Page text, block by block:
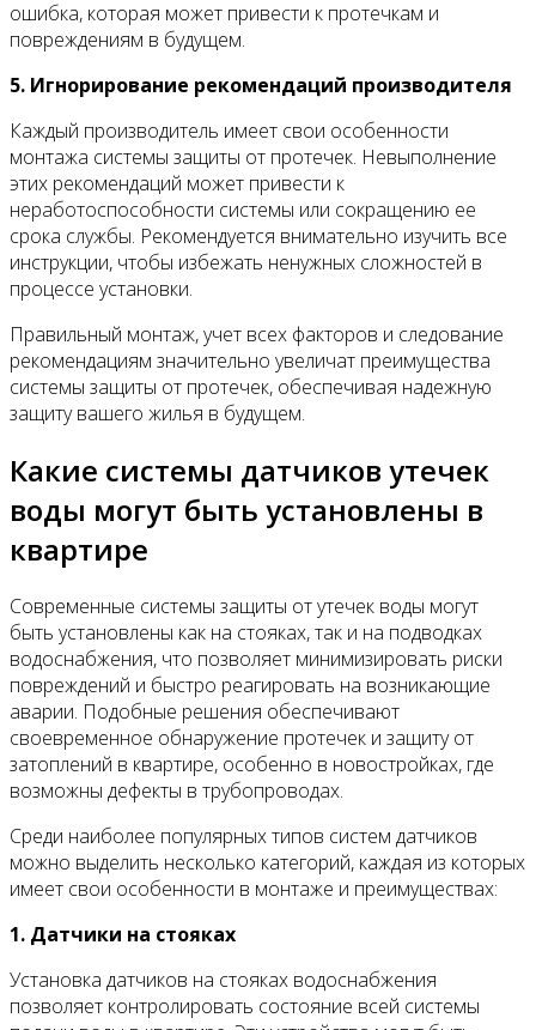
ошибка, которая может привести к протечкам и
повреждениям в будущем.
5. Игнорирование рекомендаций производителя
Каждый производитель имеет свои особенности
монтажа системы защиты от протечек. Невыполнение
этих рекомендаций может привести к
неработоспособности системы или сокращению ее
срока службы. Рекомендуется внимательно изучить все
инструкции, чтобы избежать ненужных сложностей в
процессе установки.
Правильный монтаж, учет всех факторов и следование
рекомендациям значительно увеличат преимущества
системы защиты от протечек, обеспечивая надежную
защиту вашего жилья в будущем.
Какие системы датчиков утечек
воды могут быть установлены в
квартире
Современные системы защиты от утечек воды могут
быть установлены как на стояках, так и на подводках
водоснабжения, что позволяет минимизировать риски
повреждений и быстро реагировать на возникающие
аварии. Подобные решения обеспечивают
своевременное обнаружение протечек и защиту от
затоплений в квартире, особенно в новостройках, где
возможны дефекты в трубопроводах.
Среди наиболее популярных типов систем датчиков
можно выделить несколько категорий, каждая из которых
имеет свои особенности в монтаже и преимуществах:
1. Датчики на стояках
Установка датчиков на стояках водоснабжения
позволяет контролировать состояние всей системы